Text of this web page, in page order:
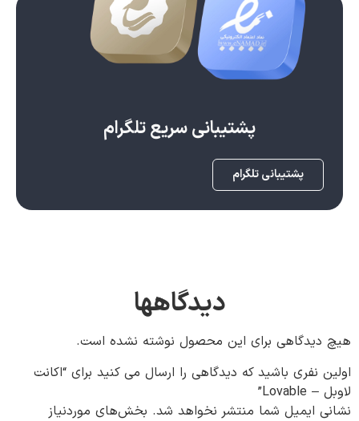
پشتیبانی سریع تلگرام
پشتیبانی تلگرام
دیدگاهها
هیچ دیدگاهی برای این محصول نوشته نشده است.
اولین نفری باشید که دیدگاهی را ارسال می کنید برای “اکانت
لاوبل – Lovable”
نشانی ایمیل شما منتشر نخواهد شد. بخش‌های موردنیاز